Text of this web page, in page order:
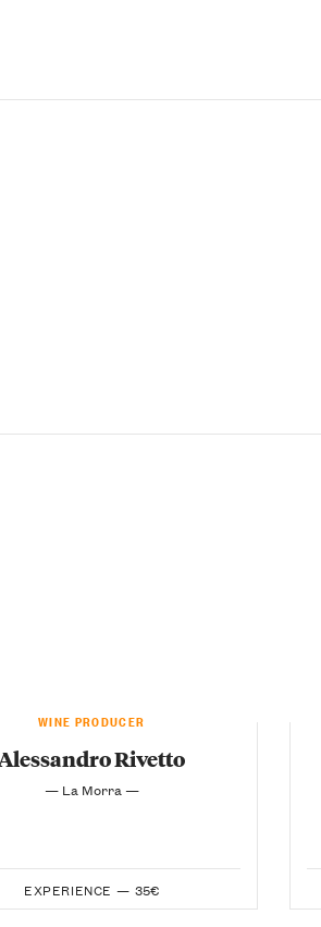
WINE PRODUCER
Rivetto
— La Morra —
EXPERIENCE — 35€